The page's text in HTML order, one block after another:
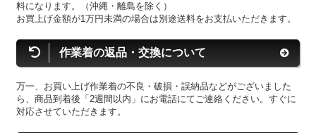
料になります。（沖縄・離島を除く）
お買上げ金額が1万円未満の場合は別途送料をお支払いただきます。
作業着の返品・交換について
万一、お買い上げ作業着の不良・破損・誤納品などがございました
ら、商品到着後「2週間以内」にお電話にてご連絡ください。すぐに
対応させていただきます。